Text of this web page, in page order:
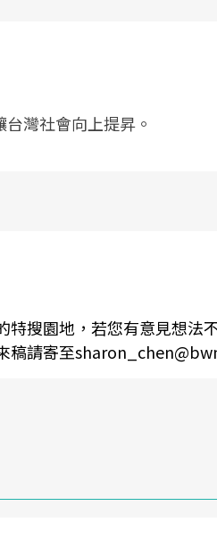
灣社會向上提昇。
特搜園地，若您有意見想法
稿請寄至